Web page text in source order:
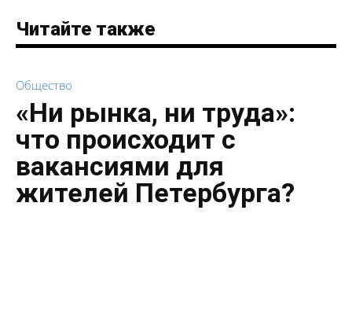
Читайте также
Общество
«Ни рынка, ни труда»:
что происходит с
вакансиями для
жителей Петербурга?